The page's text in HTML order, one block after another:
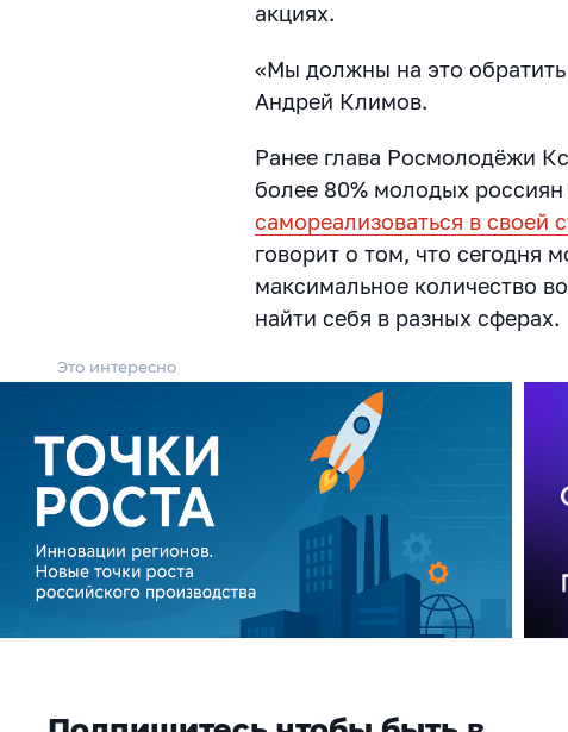
акциях.
«Мы должны на это
Андрей Климов.
Ранее глава Росмолодёжи
более 80% молодых россиян
самореализоваться в своей
говорит о том, что сегодня
максимальное количество
найти себя в разных сферах.
Это интересно